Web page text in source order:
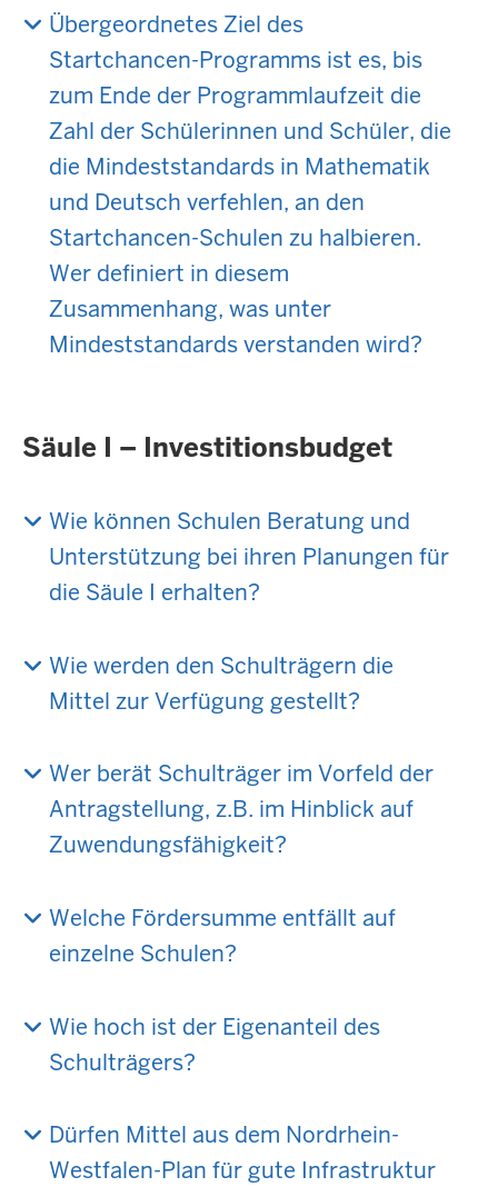
Übergeordnetes Ziel des
Startchancen-Programms ist es, bis
zum Ende der Programmlaufzeit die
Zahl der Schülerinnen und Schüler, die
die Mindeststandards in Mathematik
und Deutsch verfehlen, an den
Startchancen-Schulen zu halbieren.
Wer definiert in diesem
Zusammenhang, was unter
Mindeststandards verstanden wird?
Säule I – Investitionsbudget
Wie können Schulen Beratung und
Unterstützung bei ihren Planungen für
die Säule I erhalten?
Wie werden den Schulträgern die
Mittel zur Verfügung gestellt?
Wer berät Schulträger im Vorfeld der
Antragstellung, z.B. im Hinblick auf
Zuwendungsfähigkeit?
Welche Fördersumme entfällt auf
einzelne Schulen?
Wie hoch ist der Eigenanteil des
Schulträgers?
Dürfen Mittel aus dem Nordrhein-
Westfalen-Plan für gute Infrastruktur